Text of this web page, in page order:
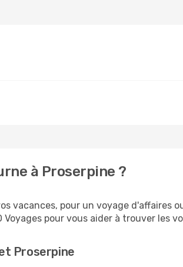
à Proserpine ?
vacances, pour un voyage
pour vous aider à trouver les
Proserpine